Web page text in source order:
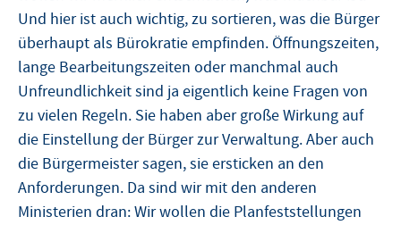
Und hier ist auch wichtig, zu sortieren, was die Bürger
überhaupt als Bürokratie empfinden. Öffnungszeiten,
lange Bearbeitungszeiten oder manchmal auch
Unfreundlichkeit sind ja eigentlich keine Fragen von
zu vielen Regeln. Sie haben aber große Wirkung auf
die Einstellung der Bürger zur Verwaltung. Aber auch
die Bürgermeister sagen, sie ersticken an den
Anforderungen. Da sind wir mit den anderen
Ministerien dran: Wir wollen die Planfeststellungen